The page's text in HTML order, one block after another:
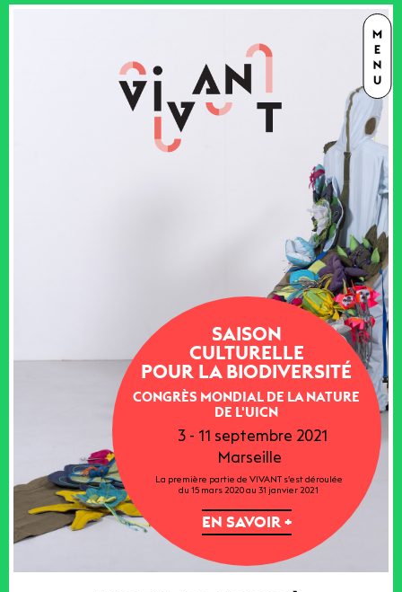
SAISON
CULTURELLE
POUR LA BIODIVERSITÉ
La première partie de VIVANT s’est déroulée
du 15 mars 2020 au 31 janvier 2021
EN SAVOIR +
CONGRÈS MONDIAL DE LA NATURE
DE L'UICN
3 - 11 septembre 2021
Marseille